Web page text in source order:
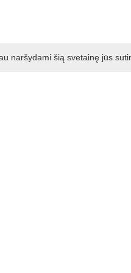
naršydami šią svetainę jūs